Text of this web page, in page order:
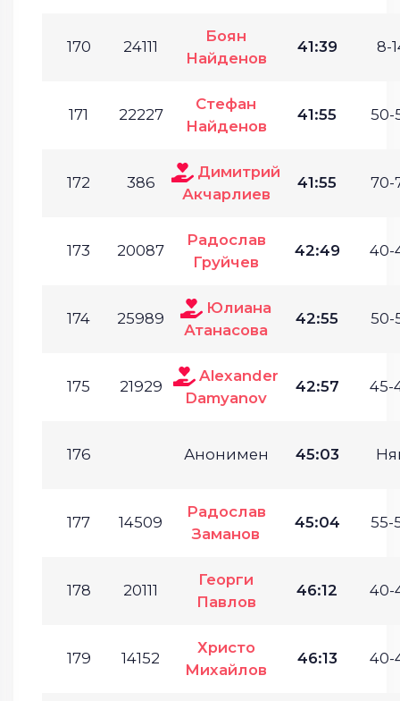
170 24111
Боян
Найденов
41:39 8-
171 22227
Стефан
Найденов
41:55 50-
172 386
Димитрий
Акчарлиев
41:55 70-
173 20087
Радослав
Груйчев
42:49 40-
174 25989
Юлиана
Атанасова
42:55 50-
175 21929
Alexander
Damyanov
42:57 45-
176 Анонимен 45:03
177 14509
Радослав
Заманов
45:04 55-
178 20111
Георги
Павлов
46:12 40-
179 14152
Христо
Михайлов
46:13 40-